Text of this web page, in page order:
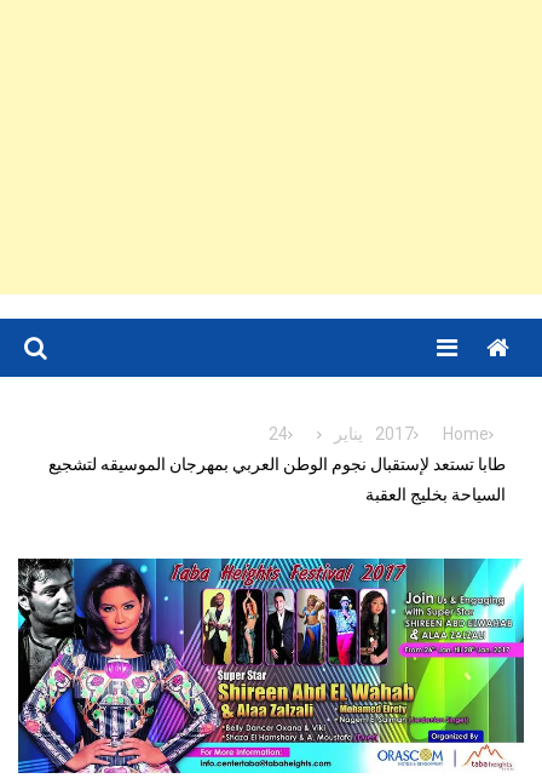
Menu
Home
2017 يناير
24
طابا تستعد لإستقبال نجوم الوطن العربي بمهرجان الموسيقه لتشجيع
السياحة بخليج العقبة‎